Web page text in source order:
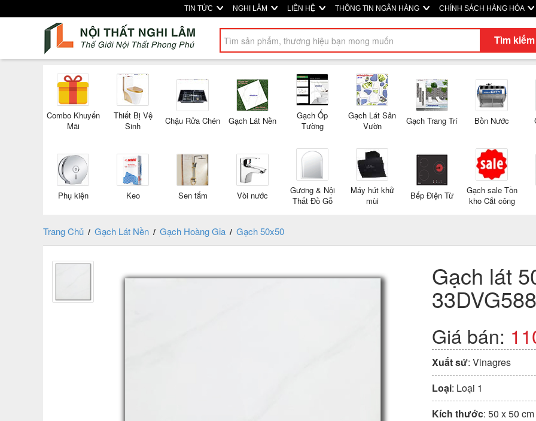
TIN TỨC NGHI LÂM LIÊN HỆ THÔNG TIN NGÂN HÀNG CHÍNH SÁCH HÀNG HÓA
Tìm kiếm
Combo Khuyến
Mãi
Thiết Bị Vệ
Sinh
Chậu Rửa Chén Gạch Lát Nền
Gạch Ốp
Tường
Gạch Lát Sân
Vườn
Gạch Trang Trí Bồn Nước
Phụ kiện Keo Sen tắm Vòi nước
Gương & Nội
Thất Đồ Gỗ
Máy hút khử
mùi
Bếp Điện Từ
Gạch sale Tồn
kho Cắt công
Trang Chủ / Gạch Lát Nền / Gạch Hoàng Gia / Gạch 50x50
Gạch lát
Giá bán:
Xuất sứ: Vinagres
Loại: Loại 1
Kích thước: 50 x 50